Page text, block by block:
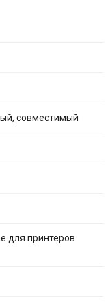
совместимый
для принтеров